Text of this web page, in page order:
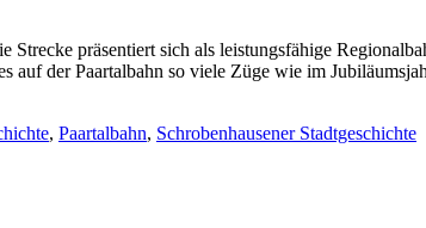
präsentiert sich als leistungsfähige
der Paartalbahn so viele Züge wie im
, Paartalbahn, Schrobenhausener Stadtgeschichte